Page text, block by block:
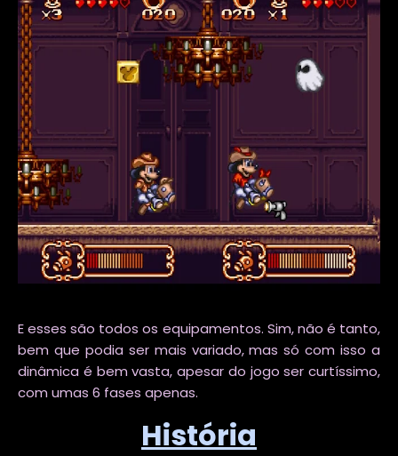
E esses são todos os equipamentos. Sim, não é tanto,
bem que podia ser mais variado, mas só com isso a
dinâmica é bem vasta, apesar do jogo ser curtíssimo,
com umas 6 fases apenas.
História